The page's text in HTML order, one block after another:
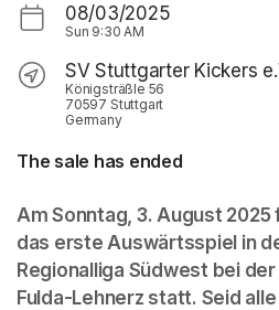
08/03/2025
Sun 9:30 AM
SV Stuttgarter Kickers
Königsträßle 56
70597 Stuttgart
Germany
The sale has ended
Am Sonntag, 3. August 2025
das erste Auswärtsspiel in
Regionalliga Südwest bei
Fulda-Lehnerz statt. Seid